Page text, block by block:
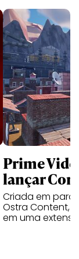
Prime
lançar
Criada em
Ostra Content,
em uma